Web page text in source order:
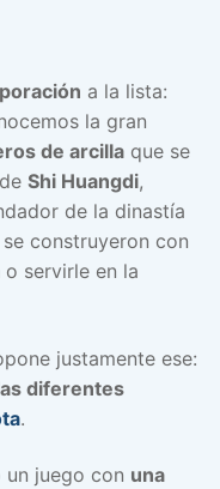
a la lista:
la gran
de arcilla que se
Shi Huangdi,
de la dinastía
construyeron con
o servirle en la
justamente ese:
diferentes
.
un juego con una